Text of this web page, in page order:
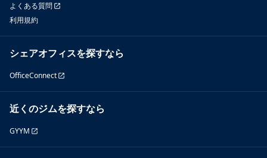
よくある質問
利用規約
シェアオフィスを探すなら
OfficeConnect
近くのジムを探すなら
GYYM